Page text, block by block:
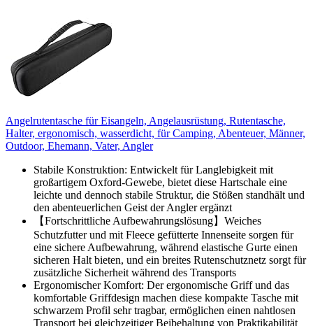
Angelrutentasche für Eisangeln, Angelausrüstung, Rutentasche,
Halter, ergonomisch, wasserdicht, für Camping, Abenteuer, Männer,
Outdoor, Ehemann, Vater, Angler
Stabile Konstruktion: Entwickelt für Langlebigkeit mit
großartigem Oxford-Gewebe, bietet diese Hartschale eine
leichte und dennoch stabile Struktur, die Stößen standhält und
den abenteuerlichen Geist der Angler ergänzt
【Fortschrittliche Aufbewahrungslösung】Weiches
Schutzfutter und mit Fleece gefütterte Innenseite sorgen für
eine sichere Aufbewahrung, während elastische Gurte einen
sicheren Halt bieten, und ein breites Rutenschutznetz sorgt für
zusätzliche Sicherheit während des Transports
Ergonomischer Komfort: Der ergonomische Griff und das
komfortable Griffdesign machen diese kompakte Tasche mit
schwarzem Profil sehr tragbar, ermöglichen einen nahtlosen
Transport bei gleichzeitiger Beibehaltung von Praktikabilität